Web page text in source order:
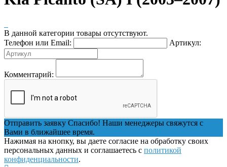
В данной категории товары отсутствуют.
Телефон или Email:
Артикул:
Комментарий:
Отправить заявку Спасибо! Наши менеджеры свяжутся с
Вами в ближайшее время.
Нажимая на кнопку, вы даете согласие на обработку своих
персональных данных и соглашаетесь с политикой
конфиденциальности.